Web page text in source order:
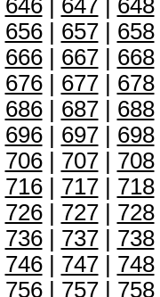
646| 647| 648|
656| 657| 658|
666| 667| 668|
676| 677| 678|
686| 687| 688|
696| 697| 698|
706| 707| 708|
716| 717| 718|
726| 727| 728|
736| 737| 738|
746| 747| 748|
756| 757| 758|